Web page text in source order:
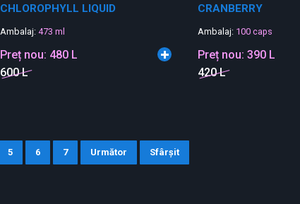
CHLOROPHYLL LIQUID
Ambalaj:473 ml
Preț nou: 480 L
600 L
CRANBERRY
Ambalaj: 100 caps
Preț nou: 390 L
420 L
5 6 7 Următor Sfârșit